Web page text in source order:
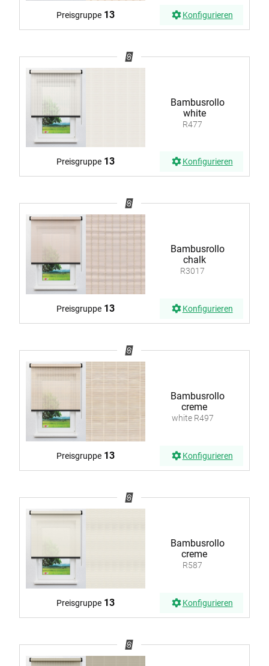
Preisgruppe 13 Konfigurieren
Bambusrollo
white
R477
Preisgruppe 13 Konfigurieren
Bambusrollo
chalk
R3017
Preisgruppe 13 Konfigurieren
Bambusrollo
creme
white R497
Preisgruppe 13 Konfigurieren
Bambusrollo
creme
R587
Preisgruppe 13 Konfigurieren